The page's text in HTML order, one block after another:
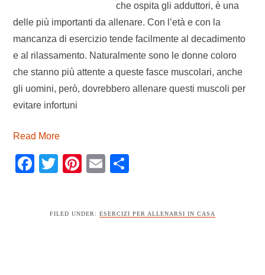
che ospita gli adduttori, è una
delle più importanti da allenare. Con l’età e con la
mancanza di esercizio tende facilmente al decadimento
e al rilassamento. Naturalmente sono le donne coloro
che stanno più attente a queste fasce muscolari, anche
gli uomini, però, dovrebbero allenare questi muscoli per
evitare infortuni
Read More
Facebook
TwitterPinterest
Email
FILED UNDER: ESERCIZI PER ALLENARSI IN CASA